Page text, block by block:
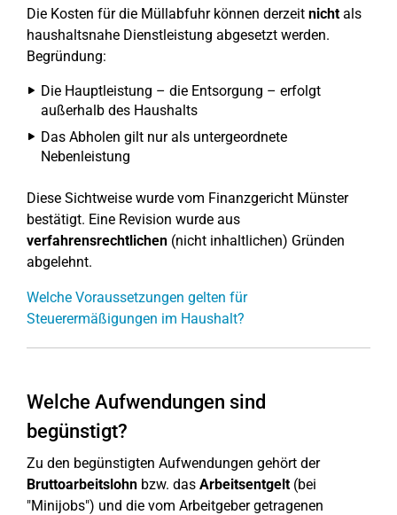
Die Kosten für die Müllabfuhr können derzeit nichtals
haushaltsnahe Dienstleistung abgesetzt werden.
Begründung:
Die Hauptleistung – die Entsorgung – erfolgt
außerhalb des Haushalts
Das Abholen gilt nur als untergeordnete
Nebenleistung
Diese Sichtweise wurde vom Finanzgericht Münster
bestätigt. Eine Revision wurde aus
verfahrensrechtlichen (nicht inhaltlichen) Gründen
abgelehnt.
Welche Voraussetzungen gelten für
Steuerermäßigungen im Haushalt?
Welche Aufwendungen sind
begünstigt?
Zu den begünstigten Aufwendungen gehört der
Bruttoarbeitslohn bzw. das Arbeitsentgelt(bei
"Minijobs") und die vom Arbeitgeber getragenen